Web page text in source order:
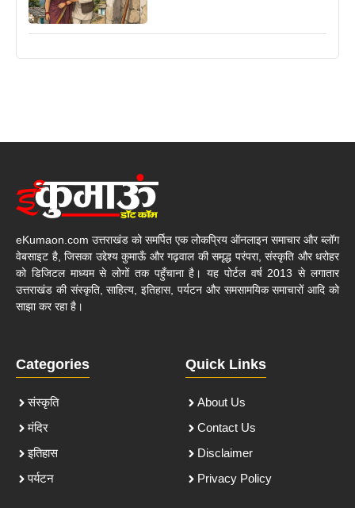
eKumaon.com उत्तराखंड को समर्पित एक लोकप्रिय ऑनलाइन समाचार और ब्लॉग
वेबसाइट है, जिसका उद्देश्य कुमाऊँ और गढ़वाल की समृद्ध परंपरा, संस्कृति और धरोहर
को डिजिटल माध्यम से लोगों तक पहुँचाना है। यह पोर्टल वर्ष 2013 से लगातार
उत्तराखंड की संस्कृति, साहित्य, इतिहास, पर्यटन और समसामयिक समाचारों आदि को
साझा कर रहा है।
Categories
संस्कृति
मंदिर
इतिहास
पर्यटन
Quick Links
About Us
Contact Us
Disclaimer
Privacy Policy